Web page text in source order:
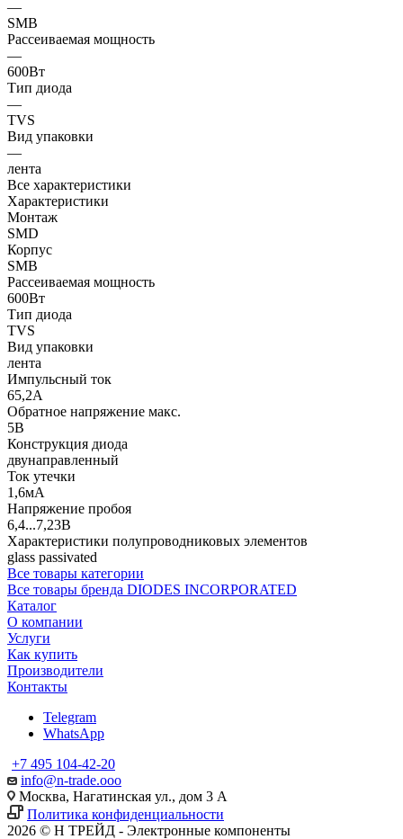
—
SMB
Рассеиваемая мощность
—
600Вт
Тип диода
—
TVS
Вид упаковки
—
лента
Все характеристики
Характеристики
Монтаж
SMD
Корпус
SMB
Рассеиваемая мощность
600Вт
Тип диода
TVS
Вид упаковки
лента
Импульсный ток
65,2А
Обратное напряжение макс.
5В
Конструкция диода
двунаправленный
Ток утечки
1,6мА
Напряжение пробоя
6,4...7,23В
Характеристики полупроводниковых элементов
glass passivated
Все товары категории
Все товары бренда DIODES INCORPORATED
Каталог
О компании
Услуги
Как купить
Производители
Контакты
Telegram
WhatsApp
+7 495 104-42-20
info@n-trade.ooo
Москва, Нагатинская ул., дом 3 А
Политика конфиденциальности
2026 © Н ТРЕЙД - Электронные компоненты